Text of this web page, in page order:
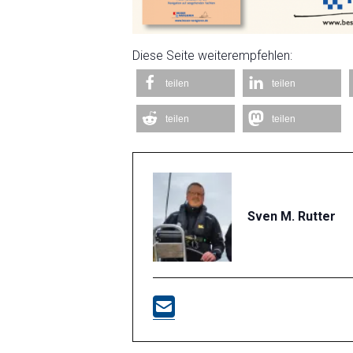
Diese Seite weiterempfehlen:
teilen teilen
teilen teilen
Sven M. Rutter